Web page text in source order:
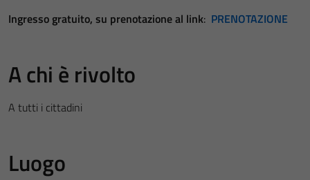
Ingresso gratuito, su prenotazione al link: PRENOTAZIONE
A chi è rivolto
A tutti i cittadini
Luogo